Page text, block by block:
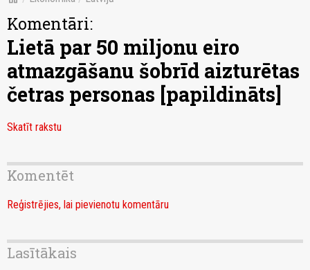
Komentāri:
Lietā par 50 miljonu eiro
atmazgāšanu šobrīd aizturētas
četras personas [papildināts]
Skatīt rakstu
Komentēt
Reģistrējies, lai pievienotu komentāru
Lasītākais